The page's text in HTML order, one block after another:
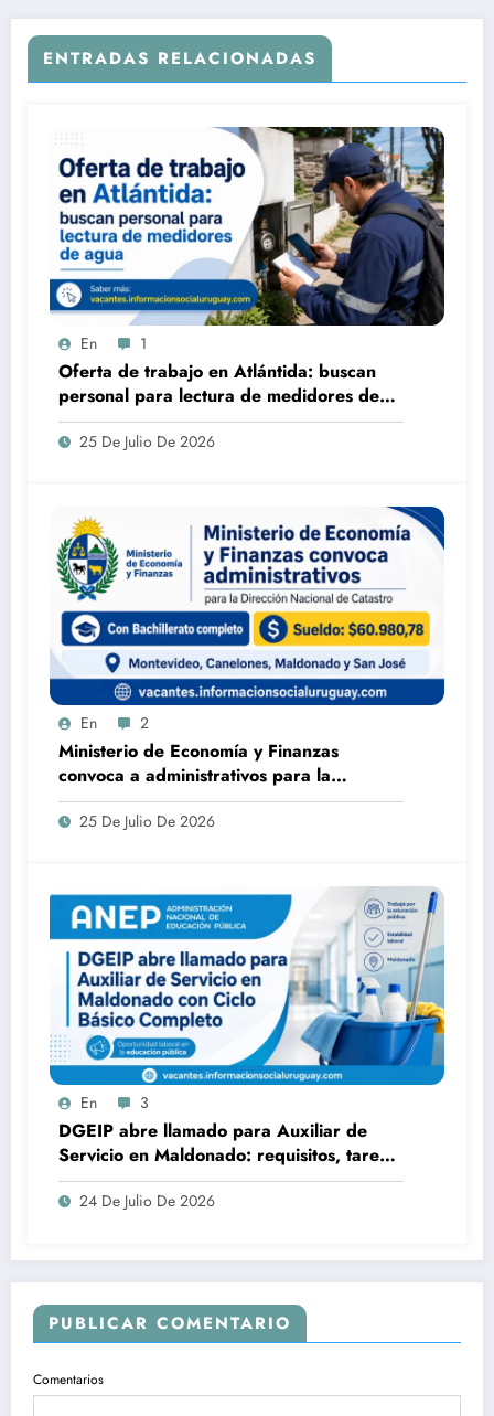
ENTRADAS RELACIONADAS
En 1
Oferta de trabajo en Atlántida: buscan
personal para lectura de medidores de
agua
25 De Julio De 2026
En 2
Ministerio de Economía y Finanzas
convoca a administrativos para la
Dirección Nacional de Catastro con
Bachillerato
25 De Julio De 2026
En 3
DGEIP abre llamado para Auxiliar de
Servicio en Maldonado: requisitos, tareas
y cómo postularse
24 De Julio De 2026
PUBLICAR COMENTARIO
Comentarios